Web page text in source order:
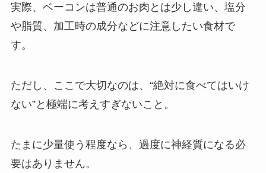
実際、ベーコンは普通のお肉とは少し違い、塩分
や脂質、加工時の成分などに注意したい食材で
す。
ただし、ここで大切なのは、“絶対に食べてはいけ
ない”と極端に考えすぎないこと。
たまに少量使う程度なら、過度に神経質になる必
要はありません。